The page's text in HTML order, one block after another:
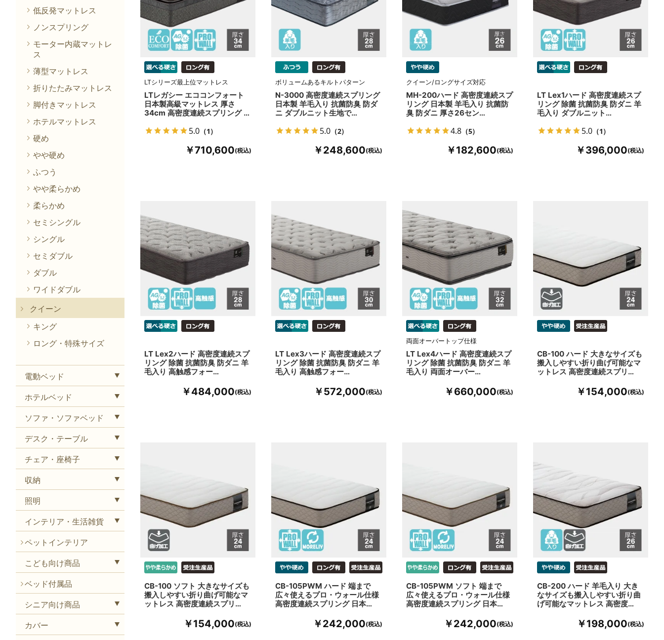
低反発マットレス
ノンスプリング
モーター内蔵マットレ
ス
薄型マットレス
折りたたみマットレス
脚付きマットレス
ホテルマットレス
硬め
やや硬め
ふつう
やや柔らかめ
柔らかめ
セミシングル
シングル
セミダブル
ダブル
ワイドダブル
クイーン
キング
ロング・特殊サイズ
電動ベッド
ホテルベッド
ソファ・ソファベッド
デスク・テーブル
チェア・座椅子
収納
照明
インテリア・生活雑貨
ペットインテリア
こども向け商品
ベッド付属品
シニア向け商品
カバー
LTレガシー エココンフォート
日本製高級マットレス 厚さ
34cm 高密度連続スプリング …
5.0（1）
LTシリーズ最上位マットレス
￥710,600
N-3000 高密度連続スプリング
日本製 羊毛入り 抗菌防臭 防ダ
ニ ダブルニット生地で…
5.0（2）
ボリュームあるキルトパターン
￥248,600
MH-200ハード 高密度連続スプ
リング 日本製 羊毛入り 抗菌防
臭 防ダニ 厚さ26セン…
4.8（5）
クイーン/ロングサイズ対応
￥182,600
LT Lex1ハード 高密度連続スプ
リング 除菌 抗菌防臭 防ダニ 羊
毛入り ダブルニット…
5.0（1）
￥396,000
LT Lex2ハード 高密度連続スプ
リング 除菌 抗菌防臭 防ダニ 羊
毛入り 高触感フォー…
￥484,000
LT Lex3ハード 高密度連続スプ
リング 除菌 抗菌防臭 防ダニ 羊
毛入り 高触感フォー…
￥572,000
LT Lex4ハード 高密度連続スプ
リング 除菌 抗菌防臭 防ダニ 羊
毛入り 両面オーバー…
両面オーバートップ仕様
￥660,000
CB-100 ハード 大きなサイズも
搬入しやすい折り曲げ可能なマ
ットレス 高密度連続スプリ…
￥154,000
CB-100 ソフト 大きなサイズも
搬入しやすい折り曲げ可能なマ
ットレス 高密度連続スプリ…
￥154,000
CB-105PWM ハード 端まで
広々使えるプロ・ウォール仕様
高密度連続スプリング 日本…
￥242,000
CB-105PWM ソフト 端まで
広々使えるプロ・ウォール仕様
高密度連続スプリング 日本…
￥242,000
CB-200 ハード 羊毛入り 大き
なサイズも搬入しやすい折り曲
げ可能なマットレス 高密度…
￥198,000